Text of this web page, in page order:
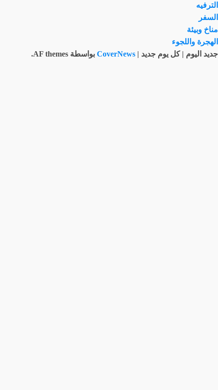
الترفيه
السفر
مناخ وبيئة
الهجرة واللجوء
جديد اليوم | كل يوم جديد |
CoverNews بواسطة AF themes.